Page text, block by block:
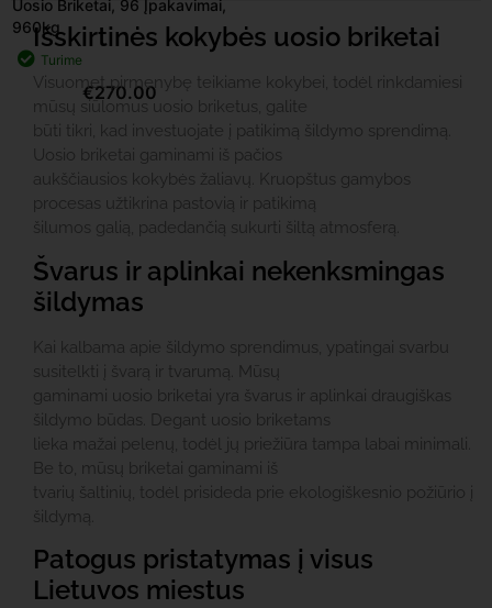
Išskirtinės kokybės uosio briketai
Visuomet pirmenybę teikiame kokybei, todėl rinkdamiesi
mūsų siūlomus uosio briketus, galite
būti tikri, kad investuojate į patikimą šildymo sprendimą.
Uosio briketai gaminami iš pačios
aukščiausios kokybės žaliavų. Kruopštus gamybos
procesas užtikrina pastovią ir patikimą
šilumos galią, padedančią sukurti šiltą atmosferą.
Švarus ir aplinkai nekenksmingas
šildymas
Kai kalbama apie šildymo sprendimus, ypatingai svarbu
susitelkti į švarą ir tvarumą. Mūsų
gaminami uosio briketai yra švarus ir aplinkai draugiškas
šildymo būdas. Degant uosio briketams
lieka mažai pelenų, todėl jų priežiūra tampa labai minimali.
Be to, mūsų briketai gaminami iš
tvarių šaltinių, todėl prisideda prie ekologiškesnio požiūrio į
šildymą.
Patogus pristatymas į visus
Lietuvos miestus